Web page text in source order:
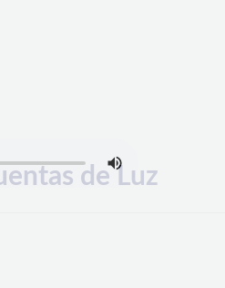
de Luz